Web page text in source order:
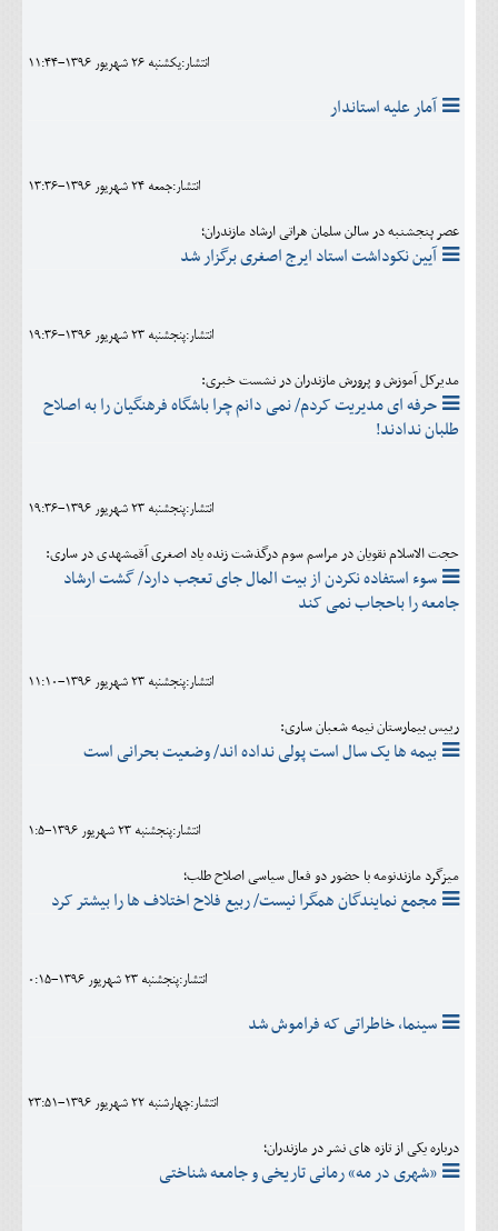
انتشار:يکشنبه 26 شهريور 1396-11:44
آمار علیه استاندار
انتشار:جمعه 24 شهريور 1396-13:36
عصر پنجشنبه در سالن سلمان هراتی ارشاد مازندران؛
آیین نکوداشت استاد ایرج اصغری برگزار شد
انتشار:پنجشنبه 23 شهريور 1396-19:36
مدیرکل آموزش و پرورش مازندران در نشست خبری:
حرفه ای مدیریت کردم/ نمی دانم چرا باشگاه فرهنگیان را به اصلاح
طلبان ندادند!
انتشار:پنجشنبه 23 شهريور 1396-19:36
حجت الاسلام نقویان در مراسم سوم درگذشت زنده یاد اصغری آقمشهدی در ساری:
سوء استفاده نکردن از بیت المال جای تعجب دارد/ گشت ارشاد
جامعه را باحجاب نمی کند
انتشار:پنجشنبه 23 شهريور 1396-11:10
رییس بیمارستان نیمه شعبان ساری:
بیمه ها یک سال است پولی نداده اند/ وضعیت بحرانی است
انتشار:پنجشنبه 23 شهريور 1396-1:5
میزگرد مازندنومه با حضور دو فعال سیاسی اصلاح طلب؛
مجمع نمایندگان همگرا نیست/ ربیع فلاح اختلاف ها را بیشتر کرد
انتشار:پنجشنبه 23 شهريور 1396-0:15
سینما، خاطراتی که فراموش شد
انتشار:چهارشنبه 22 شهريور 1396-23:51
درباره یکی از تازه های نشر در مازندران؛
«شهری در مه» رمانی تاریخی و جامعه شناختی